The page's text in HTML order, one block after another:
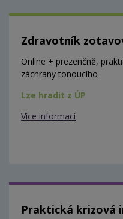
Zdravotník
Online + prezenčně,
záchrany tonoucího
Lze hradit z ÚP
Více informací
Praktická krizová